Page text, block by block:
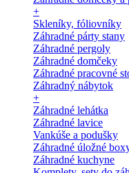
+
Skleníky, fóliovníky
Záhradné párty stany
Záhradné pergoly
Záhradné domčeky
Záhradné pracovné
Záhradný nábytok
+
Záhradné lehátka
Záhradné lavice
Vankúše a podušky
Záhradné úložné
Záhradné kuchyne